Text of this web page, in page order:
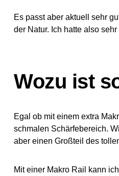
Es passt aber aktuell sehr
der Natur. Ich hatte also
Wozu ist
Egal ob mit einem extra
schmalen Schärfebereich.
aber einen Großteil des
Mit einer Makro Rail kann